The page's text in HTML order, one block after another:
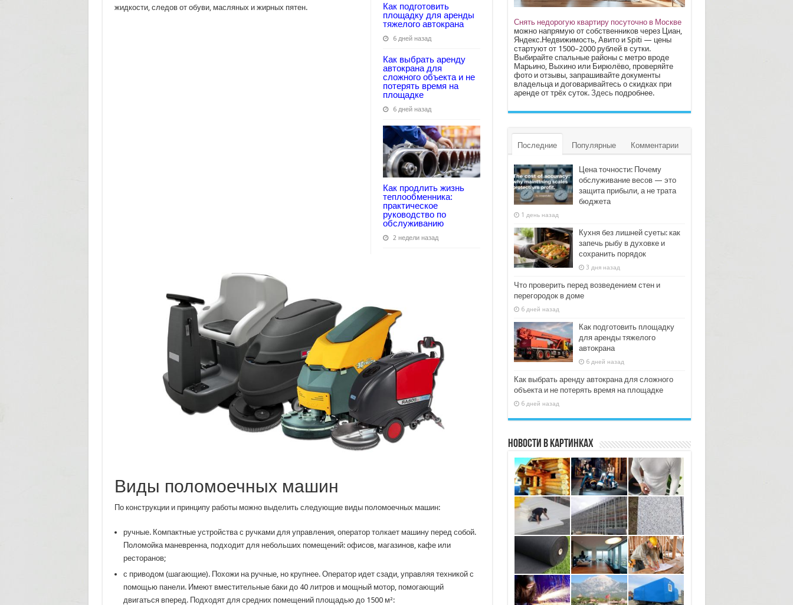
Как подготовить
площадку для аренды
тяжелого автокрана
6 дней назад
Как выбрать аренду
автокрана для
сложного объекта и не
потерять время на
площадке
6 дней назад
Как продлить жизнь
теплообменника:
практическое
руководство по
обслуживанию
2 недели назад
жидкости, следов от обуви, масляных и жирных пятен.
Виды поломоечных машин
По конструкции и принципу работы можно выделить следующие виды поломоечных машин:
ручные. Компактные устройства с ручками для управления, оператор толкает машину перед собой.
Поломойка маневренна, подходит для небольших помещений: офисов, магазинов, кафе или
ресторанов;
с приводом (шагающие). Похожи на ручные, но крупнее. Оператор идет сзади, управляя техникой с
помощью панели. Имеют вместительные баки до 40 литров и мощный мотор, помогающий
двигаться вперед. Подходят для средних помещений площадью до 1500 м²:
Снять недорогую квартиру посуточно в Москве
можно напрямую от собственников через Циан,
Яндекс.Недвижимость, Авито и Spiti — цены
стартуют от 1500–2000 рублей в сутки.
Выбирайте спальные районы с метро вроде
Марьино, Выхино или Бирюлёво, проверяйте
фото и отзывы, запрашивайте документы
владельца и договаривайтесь о скидках при
аренде от трёх суток. Здесьподробнее.
Последние Популярные Комментарии
Цена точности: Почему
обслуживание весов — это
защита прибыли, а не трата
бюджета
1 день назад
Кухня без лишней суеты: как
запечь рыбу в духовке и
сохранить порядок
3 дня назад
Что проверить перед возведением стен и
перегородок в доме
6 дней назад
Как подготовить площадку
для аренды тяжелого
автокрана
6 дней назад
Как выбрать аренду автокрана для сложного
объекта и не потерять время на площадке
6 дней назад
Новости в картинках